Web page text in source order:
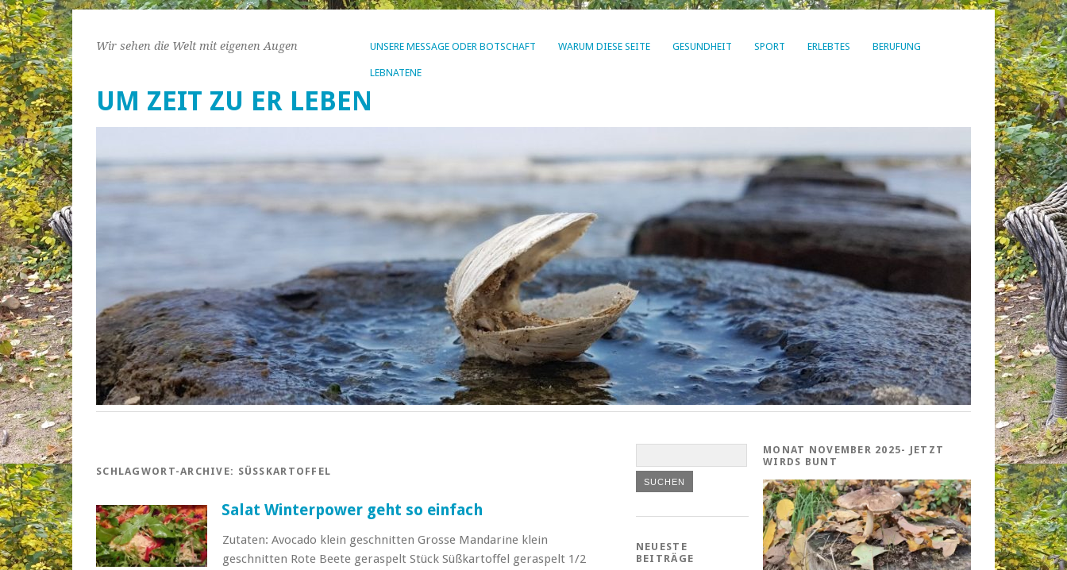
UNSERE MESSAGE ODER BOTSCHAFT WARUM DIESE SEITE GESUNDHEIT SPORT ERLEBTES BERUFUNG
LEBNATENE
UM ZEIT ZU ER LEBEN
Wir sehen die Welt mit eigenen Augen
SCHLAGWORT-ARCHIVE: SÜSSKARTOFFEL
Salat Winterpower geht so einfach
Zutaten: Avocado klein geschnitten Grosse Mandarine klein
geschnitten Rote Beete geraspelt Stück Süßkartoffel geraspelt 1/2
NEUESTE
BEITRÄGE
MONAT NOVEMBER 2025- JETZT
WIRDS BUNT